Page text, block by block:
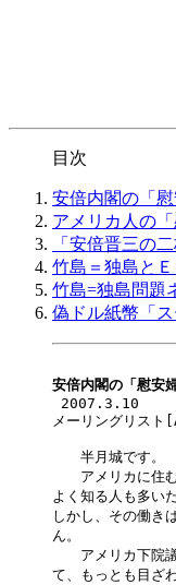
目次
安倍内閣の「
アメリカ人の
「安倍晋三の
竹島＝独島とＥ
竹島=独島問題
偽ドル紙幣「
安倍内閣の「慰安
2007.3.10
メーリングリス
半月城です。
アメリカに住む
よく知る人も多い
しかし、その働き
ん。
アメリカ下院議
て、もっとも目ざ